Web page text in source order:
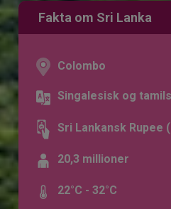
Fakta om Sri Lanka
Colombo
Singalesisk og
Sri Lankansk Rupee
20,3 millioner
22°C - 32°C